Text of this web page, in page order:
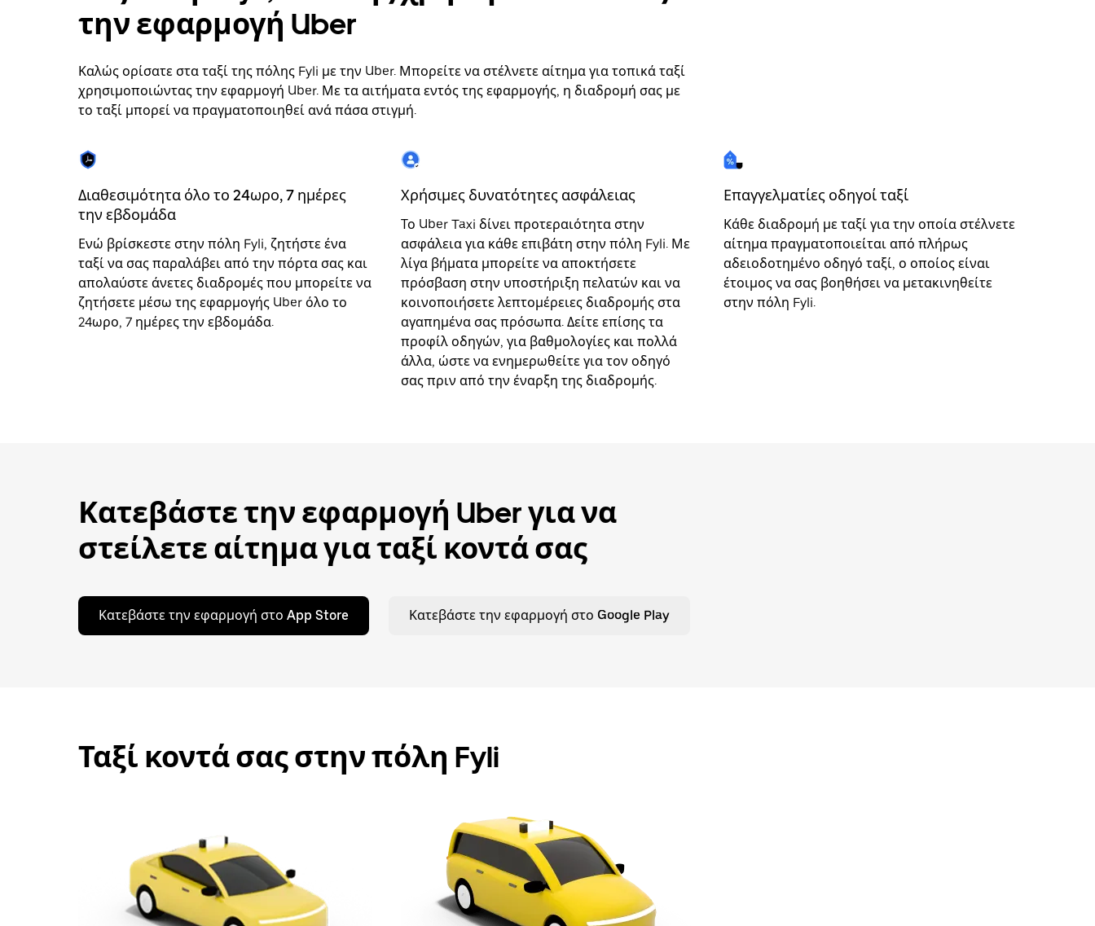
επιλέξετε
Πατήστε
το
πλήκτρο
escape
κλείσετε
το
ημερολόγιο.
την εφαρμογή Uber
Καλώς ορίσατε στα ταξί της πόλης Fyli με την Uber. Μπορείτε να στέλνετε αίτημα για τοπικά ταξί
χρησιμοποιώντας την εφαρμογή Uber. Με τα αιτήματα εντός της εφαρμογής, η διαδρομή σας με
το ταξί μπορεί να πραγματοποιηθεί ανά πάσα στιγμή.
Διαθεσιμότητα όλο το 24ωρο, 7 ημέρες
την εβδομάδα
Ενώ βρίσκεστε στην πόλη Fyli, ζητήστε ένα
ταξί να σας παραλάβει από την πόρτα σας και
απολαύστε άνετες διαδρομές που μπορείτε να
ζητήσετε μέσω της εφαρμογής Uber όλο το
24ωρο, 7 ημέρες την εβδομάδα.
Χρήσιμες δυνατότητες ασφάλειας
Το Uber Taxi δίνει προτεραιότητα στην
ασφάλεια για κάθε επιβάτη στην πόλη Fyli. Με
λίγα βήματα μπορείτε να αποκτήσετε
πρόσβαση στην υποστήριξη πελατών και να
κοινοποιήσετε λεπτομέρειες διαδρομής στα
αγαπημένα σας πρόσωπα. Δείτε επίσης τα
προφίλ οδηγών, για βαθμολογίες και πολλά
άλλα, ώστε να ενημερωθείτε για τον οδηγό
σας πριν από την έναρξη της διαδρομής.
Επαγγελματίες οδηγοί ταξί
Κάθε διαδρομή με ταξί για την οποία στέλνετε
αίτημα πραγματοποιείται από πλήρως
αδειοδοτημένο οδηγό ταξί, ο οποίος είναι
έτοιμος να σας βοηθήσει να μετακινηθείτε
στην πόλη Fyli.
Κατεβάστε την εφαρμογή Uber για να
στείλετε αίτημα για ταξί κοντά σας
Κατεβάστε την εφαρμογή στο App Store Κατεβάστε την εφαρμογή στο Google Play
Ταξί κοντά σας στην πόλη Fyli